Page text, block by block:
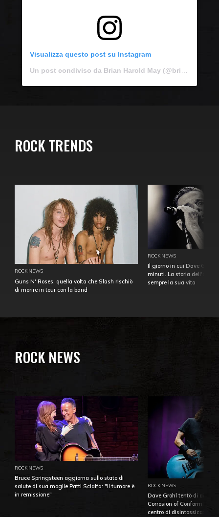
Visualizza questo post su Instagram
ROCK TRENDS
ROCK NEWS
Guns N' Roses, quella volta che Slash rischiò
di morire in tour con la band
ROCK NEWS
Il giorno in cui Dave
minuti. La storia
sempre la sua vita
ROCK NEWS
ROCK NEWS
Bruce Springsteen aggiorna sullo stato di
salute di sua moglie Patti Scialfa: "Il tumore è
in remissione"
ROCK NEWS
Dave Grohl tentò di
Corrosion of Conformity
centro di